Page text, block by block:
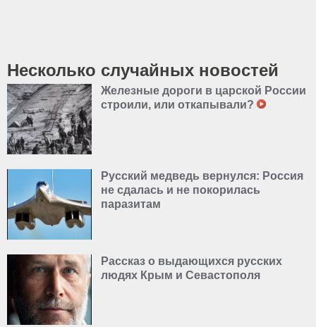
Несколько случайных новостей
Железные дороги в царской России
строили, или откапывали?
Русский медведь вернулся: Россия
не сдалась и не покорилась
паразитам
Рассказ о выдающихся русских
людях Крым и Севастополя